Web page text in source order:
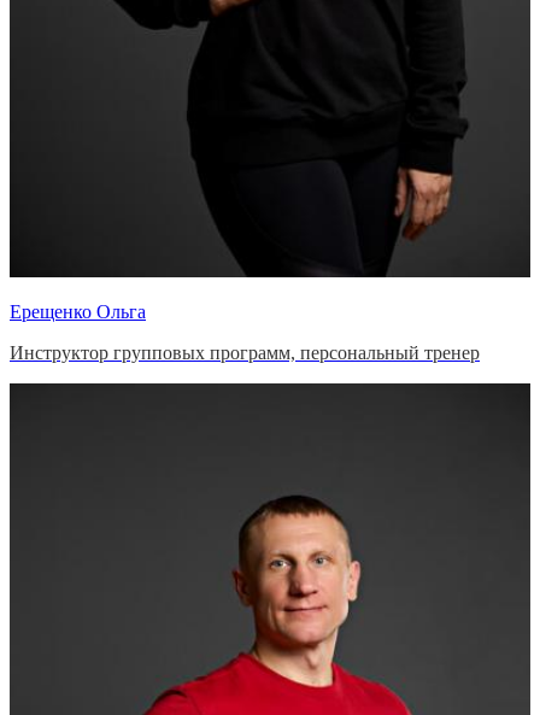
Ерещенко Ольга
Инструктор групповых программ, персональный тренер